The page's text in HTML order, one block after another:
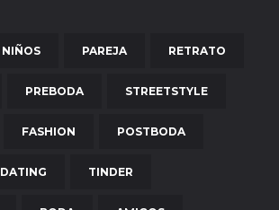
NIÑOS PAREJA RETRATO
PREBODA STREETSTYLE
FASHION POSTBODA
DATING TINDER